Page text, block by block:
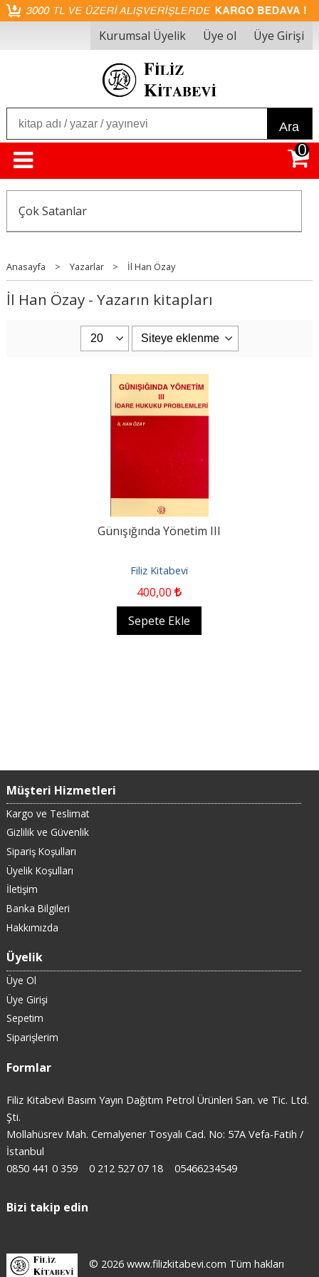
Kurumsal Üyelik Üye ol Üye Girişi
Ara
0
Çok Satanlar
Anasayfa > Yazarlar > İl Han Özay
İl Han Özay - Yazarın kitapları
Günışığında Yönetim III
Filiz Kitabevi
400,00
Sepete Ekle
Müşteri Hizmetleri
Kargo ve Teslimat
Gizlilik ve Güvenlik
Sipariş Koşulları
Üyelik Koşulları
İletişim
Banka Bilgileri
Hakkımızda
Üyelik
Üye Ol
Üye Girişi
Sepetim
Siparişlerim
Formlar
Filiz Kitabevi Basım Yayın Dağıtım Petrol Ürünleri San. ve Tic. Ltd.
Şti.
Mollahüsrev Mah. Cemalyener Tosyalı Cad. No: 57A Vefa-Fatih /
İstanbul
0850 441 0 359
0 212 527 07 18 05466234549
Bizi takip edin
© 2026 www.filizkitabevi.com Tüm hakları